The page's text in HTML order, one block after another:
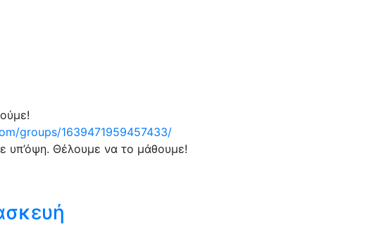
groups/1639471959457433/
υπ’όψη. Θέλουμε να το μάθουμε!